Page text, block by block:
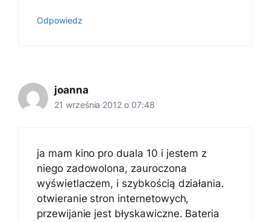
Odpowiedz
joanna
21 września 2012 o 07:48
ja mam kino pro duala 10 i jestem z
niego zadowolona, zauroczona
wyświetlaczem, i szybkością działania.
otwieranie stron internetowych,
przewijanie jest błyskawiczne. Bateria